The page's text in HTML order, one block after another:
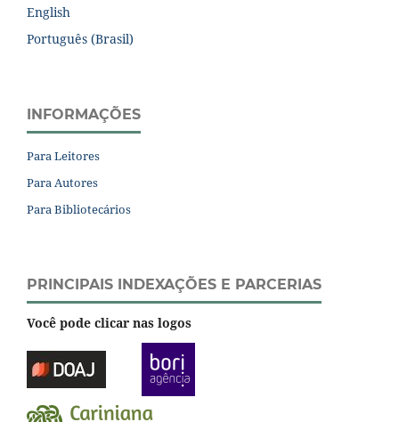
English
Português (Brasil)
INFORMAÇÕES
Para Leitores
Para Autores
Para Bibliotecários
PRINCIPAIS INDEXAÇÕES E PARCERIAS
Você pode clicar nas logos